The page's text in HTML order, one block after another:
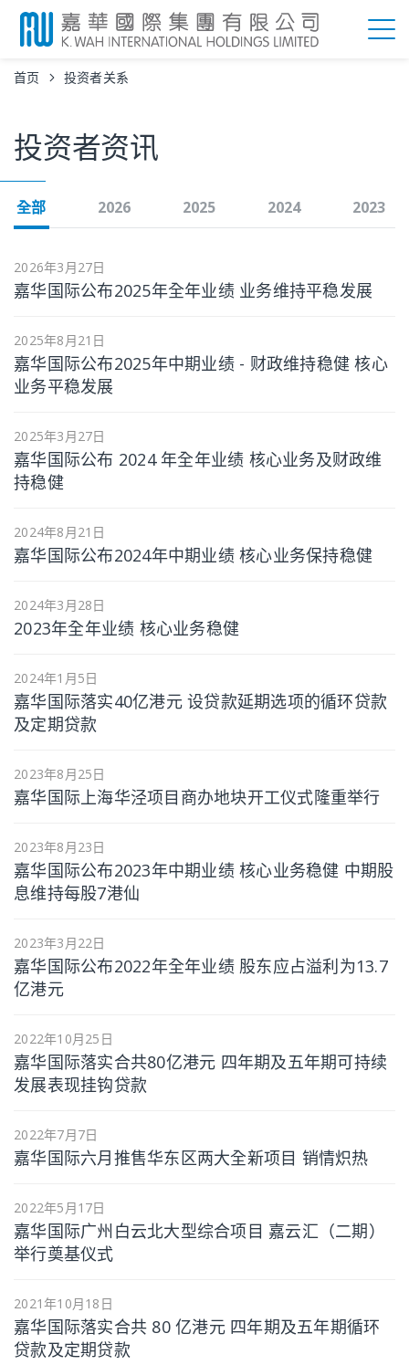
首页 投资者关系
投资者资讯
全部 2026 2025 2024 2023
2026年3月27日
嘉华国际公布2025年全年业绩 业务维持平稳发展
2025年8月21日
嘉华国际公布2025年中期业绩 - 财政维持稳健 核心
业务平稳发展
2025年3月27日
嘉华国际公布 2024 年全年业绩 核心业务及财政维
持稳健
2024年8月21日
嘉华国际公布2024年中期业绩 核心业务保持稳健
2024年3月28日
2023年全年业绩 核心业务稳健
2024年1月5日
嘉华国际落实40亿港元 设贷款延期选项的循环贷款
及定期贷款
2023年8月25日
嘉华国际上海华泾项目商办地块开工仪式隆重举行
2023年8月23日
嘉华国际公布2023年中期业绩 核心业务稳健 中期股
息维持每股7港仙
2023年3月22日
嘉华国际公布2022年全年业绩 股东应占溢利为13.7
亿港元
2022年10月25日
嘉华国际落实合共80亿港元 四年期及五年期可持续
发展表现挂钩贷款
2022年7月7日
嘉华国际六月推售华东区两大全新项目 销情炽热
2022年5月17日
嘉华国际广州白云北大型综合项目 嘉云汇（二期）
举行奠基仪式
2021年10月18日
嘉华国际落实合共 80 亿港元 四年期及五年期循环
贷款及定期贷款